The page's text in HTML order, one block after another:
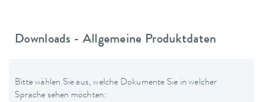
Downloads - Allgemeine Produktdaten
Bitte wählen Sie aus, welche Dokumente Sie in welcher
Sprache sehen möchten: